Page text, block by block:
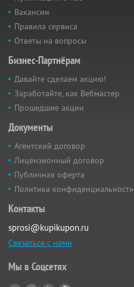
Вакансии
Правила сервиса
Ответы на вопросы
Бизнес-Партнёрам
Давайте сделаем акцию!
Заработайте, как Вебмастер
Прошедшие акции
Документы
Агентский договор
Лицензионный договор
Публичная оферта
Политика конфиденциальности
Контакты
sprosi@kupikupon.ru
Связаться с нами
Мы в Соцсетях